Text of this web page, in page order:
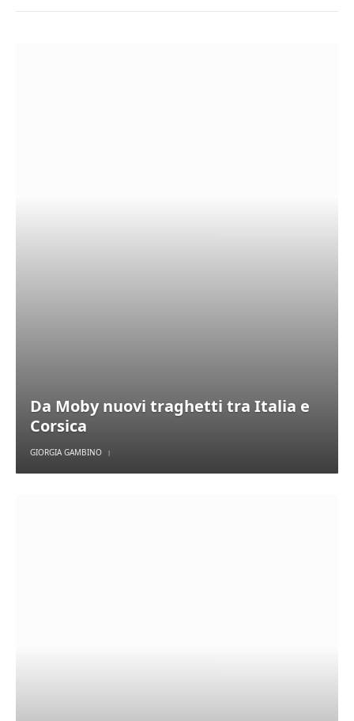
Da Moby nuovi traghetti tra Italia e
Corsica
GIORGIA GAMBINO